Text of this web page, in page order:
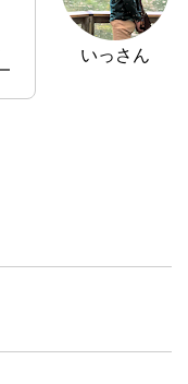
いっさん